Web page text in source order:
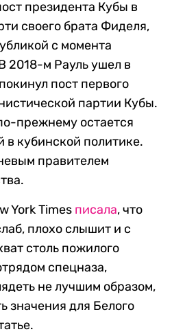
президента Кубы в
своего брата Фиделя,
с момента
2018-м Рауль ушел в
пост первого
партии Кубы.
прежнему остается
в кубинской политике.
правителем
York Times писала, что
плохо слышит и с
столь пожилого
спецназа,
не лучшим образом,
значения для Белого